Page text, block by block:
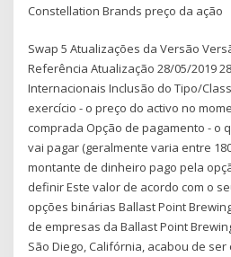
Constellation Brands preço da ação
Swap 5 Atualizações da Versão
Referência Atualização 28/05/2019
Internacionais Inclusão do Tipo/
exercício - o preço do activo no
comprada Opção de pagamento - o
vai pagar (geralmente varia entre
montante de dinheiro pago pela
definir Este valor de acordo com o
opções binárias Ballast Point
de empresas da Ballast Point
São Diego, Califórnia, acabou de